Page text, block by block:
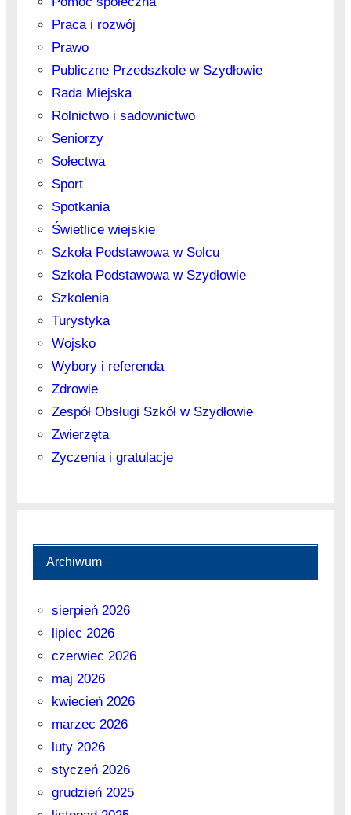
Praca i rozwój
Prawo
Publiczne Przedszkole w Szydłowie
Rada Miejska
Rolnictwo i sadownictwo
Seniorzy
Sołectwa
Sport
Spotkania
Świetlice wiejskie
Szkoła Podstawowa w Solcu
Szkoła Podstawowa w Szydłowie
Szkolenia
Turystyka
Wojsko
Wybory i referenda
Zdrowie
Zespół Obsługi Szkół w Szydłowie
Zwierzęta
Życzenia i gratulacje
Archiwum
sierpień 2026
lipiec 2026
czerwiec 2026
maj 2026
kwiecień 2026
marzec 2026
luty 2026
styczeń 2026
grudzień 2025